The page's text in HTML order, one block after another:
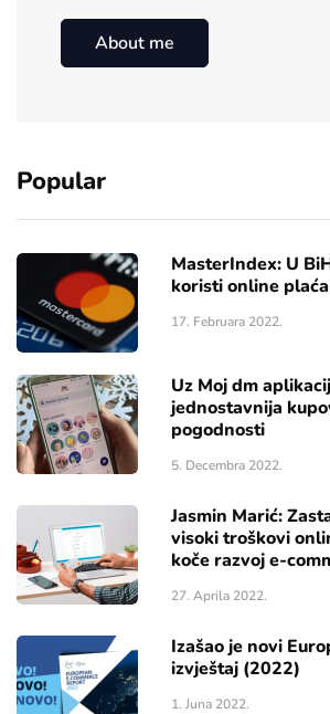
About me
Popular
MasterIndex: U
koristi online
17. Februara 2022.
Uz Moj dm
jednostavnija
pogodnosti
5. Decembra 2022.
Jasmin Marić:
visoki troškovi
koče razvoj e-
27. Aprila 2022.
Izašao je novi
izvještaj (2022)
1. Juna 2022.